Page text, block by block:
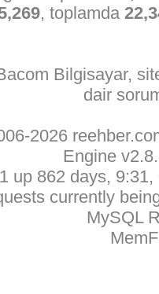
, toplamda
Bilgisayar,
dair
2026
Engine
up 862 days,
currently
MySQL